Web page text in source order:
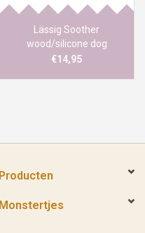
Lässig Soother
wood/silicone dog
€14,95
Producten
Monstertjes